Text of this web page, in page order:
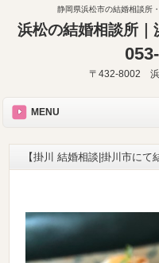
静岡県浜松市の結婚相談所
浜松の結婚相談所
〒432-8002 浜
MENU
【掛川 結婚相談|掛川市にて